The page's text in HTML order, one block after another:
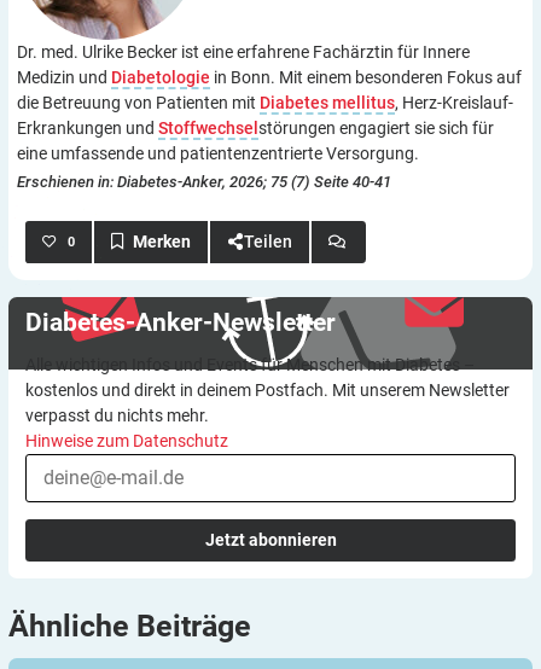
Dr. med. Ulrike Becker ist eine erfahrene Fachärztin für Innere
Medizin und Diabetologie in Bonn. Mit einem besonderen Fokus auf
die Betreuung von Patienten mit Diabetes mellitus, Herz-Kreislauf-
Erkrankungen und Stoffwechsel störungen engagiert sie sich für
eine umfassende und patientenzentrierte Versorgung.
Erschienen in: Diabetes-Anker, 2026; 75 (7) Seite 40-41
0 Teilen
Diabetes-Anker-Newsletter
Alle wichtigen Infos und Events für Menschen mit Diabetes –
kostenlos und direkt in deinem Postfach. Mit unserem Newsletter
verpasst du nichts mehr.
Hinweise zum Datenschutz
Jetzt abonnieren
Ähnliche Beiträge